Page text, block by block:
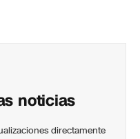
noticias
directamente